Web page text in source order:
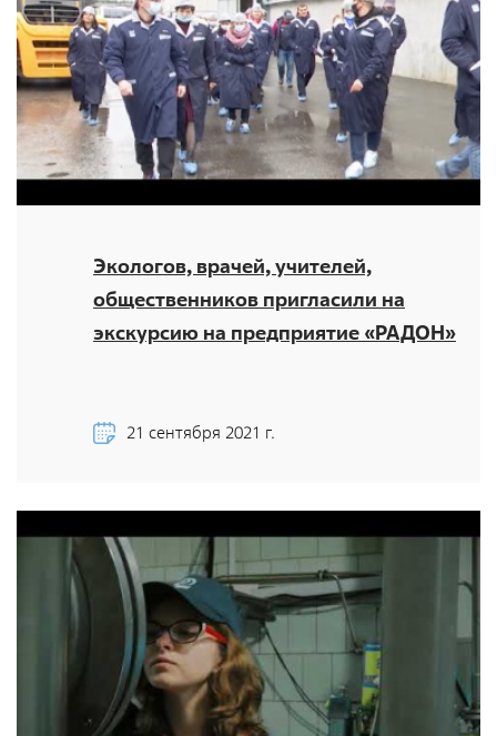
Экологов, врачей, учителей,
общественников пригласили на
экскурсию на предприятие «РАДОН»
21 сентября 2021 г.
Специализированный отраслевой оператор по
управлению объектами «ядерного наследия»
Журналистам
СМИ о нас
Контакты для прессы
Фотобанк РАДОНА
Филиалы
Московский филиал
Северо-Западный центр по обращению с
радиоактивными отходами «ДальРАО»
Приволжский филиал
Уральский филиал
Уральский территориальный округ
Южный территориальный округ
Приволжский территориальный округ